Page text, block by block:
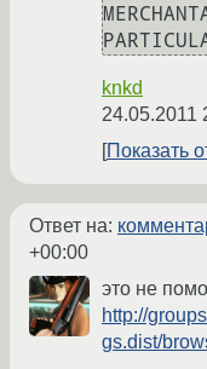
knkd
24.05.2011
Показать
Ответ на:
+00:00
это не
http://
gs.dist/